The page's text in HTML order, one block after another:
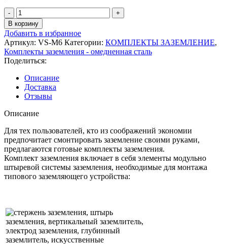
Количество
товара
VS-
M6
Комплект
заземления
из
омедненной
стали
(6
м),
VS-
(в
упаковке)
В корзину
Добавить в избранное
Артикул: VS-M6 Категории: КОМПЛЕКТЫ ЗАЗЕМЛЕНИЕ,
Комплекты заземления - омедненная сталь
Поделиться:
Описание
Доставка
Отзывы
Описание
Для тех пользователей, кто из соображений экономии
предпочитает смонтировать заземление своими руками,
предлагаются готовые комплекты заземления.
Комплект заземления включает в себя элементы модульно
штыревой системы заземления, необходимые для монтажа
типового заземляющего устройства: